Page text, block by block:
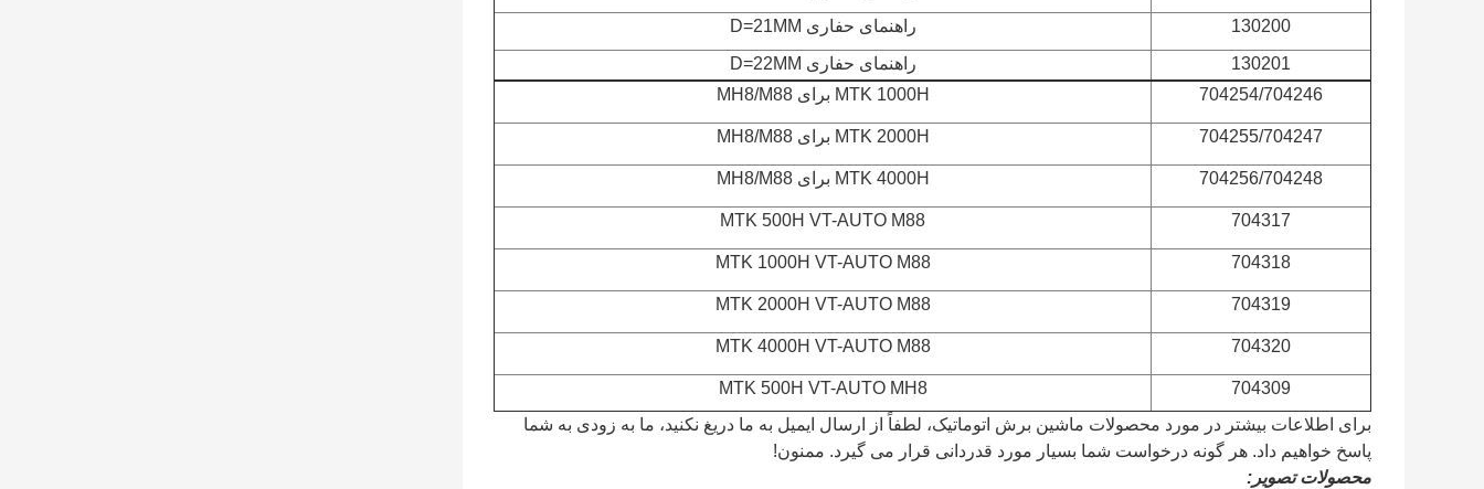
130200
راهنمای حفاری D=21MM
130201
راهنمای حفاری D=22MM
704254/704246
MTK 1000H برای MH8/M88
704255/704247 MTK 2000H برای MH8/M88
704256/704248 MTK 4000H برای MH8/M88
704317
MTK 500H VT-AUTO M88
704318
MTK 1000H VT-AUTO M88
704319
MTK 2000H VT-AUTO M88
704320
MTK 4000H VT-AUTO M88
704309
MTK 500H VT-AUTO MH8
برای اطلاعات بیشتر در مورد محصولات ماشین برش اتوماتیک، لطفاً از ارسال ایمیل به ما دریغ نکنید، ما به زودی به شما
پاسخ خواهیم داد. هر گونه درخواست شما بسیار مورد قدردانی قرار می گیرد. ممنون!
محصولات تصویر: